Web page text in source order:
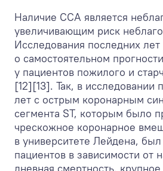
Наличие ССА является
увеличивающим риск
Исследования последних лет
о самостоятельном
у пациентов пожилого и
[12][13]. Так, в исследовании
лет с острым коронарным
сегмента ST, которым было
чрескожное коронарное
в университете Лейдена,
пациентов в зависимости от
дневная смертность,